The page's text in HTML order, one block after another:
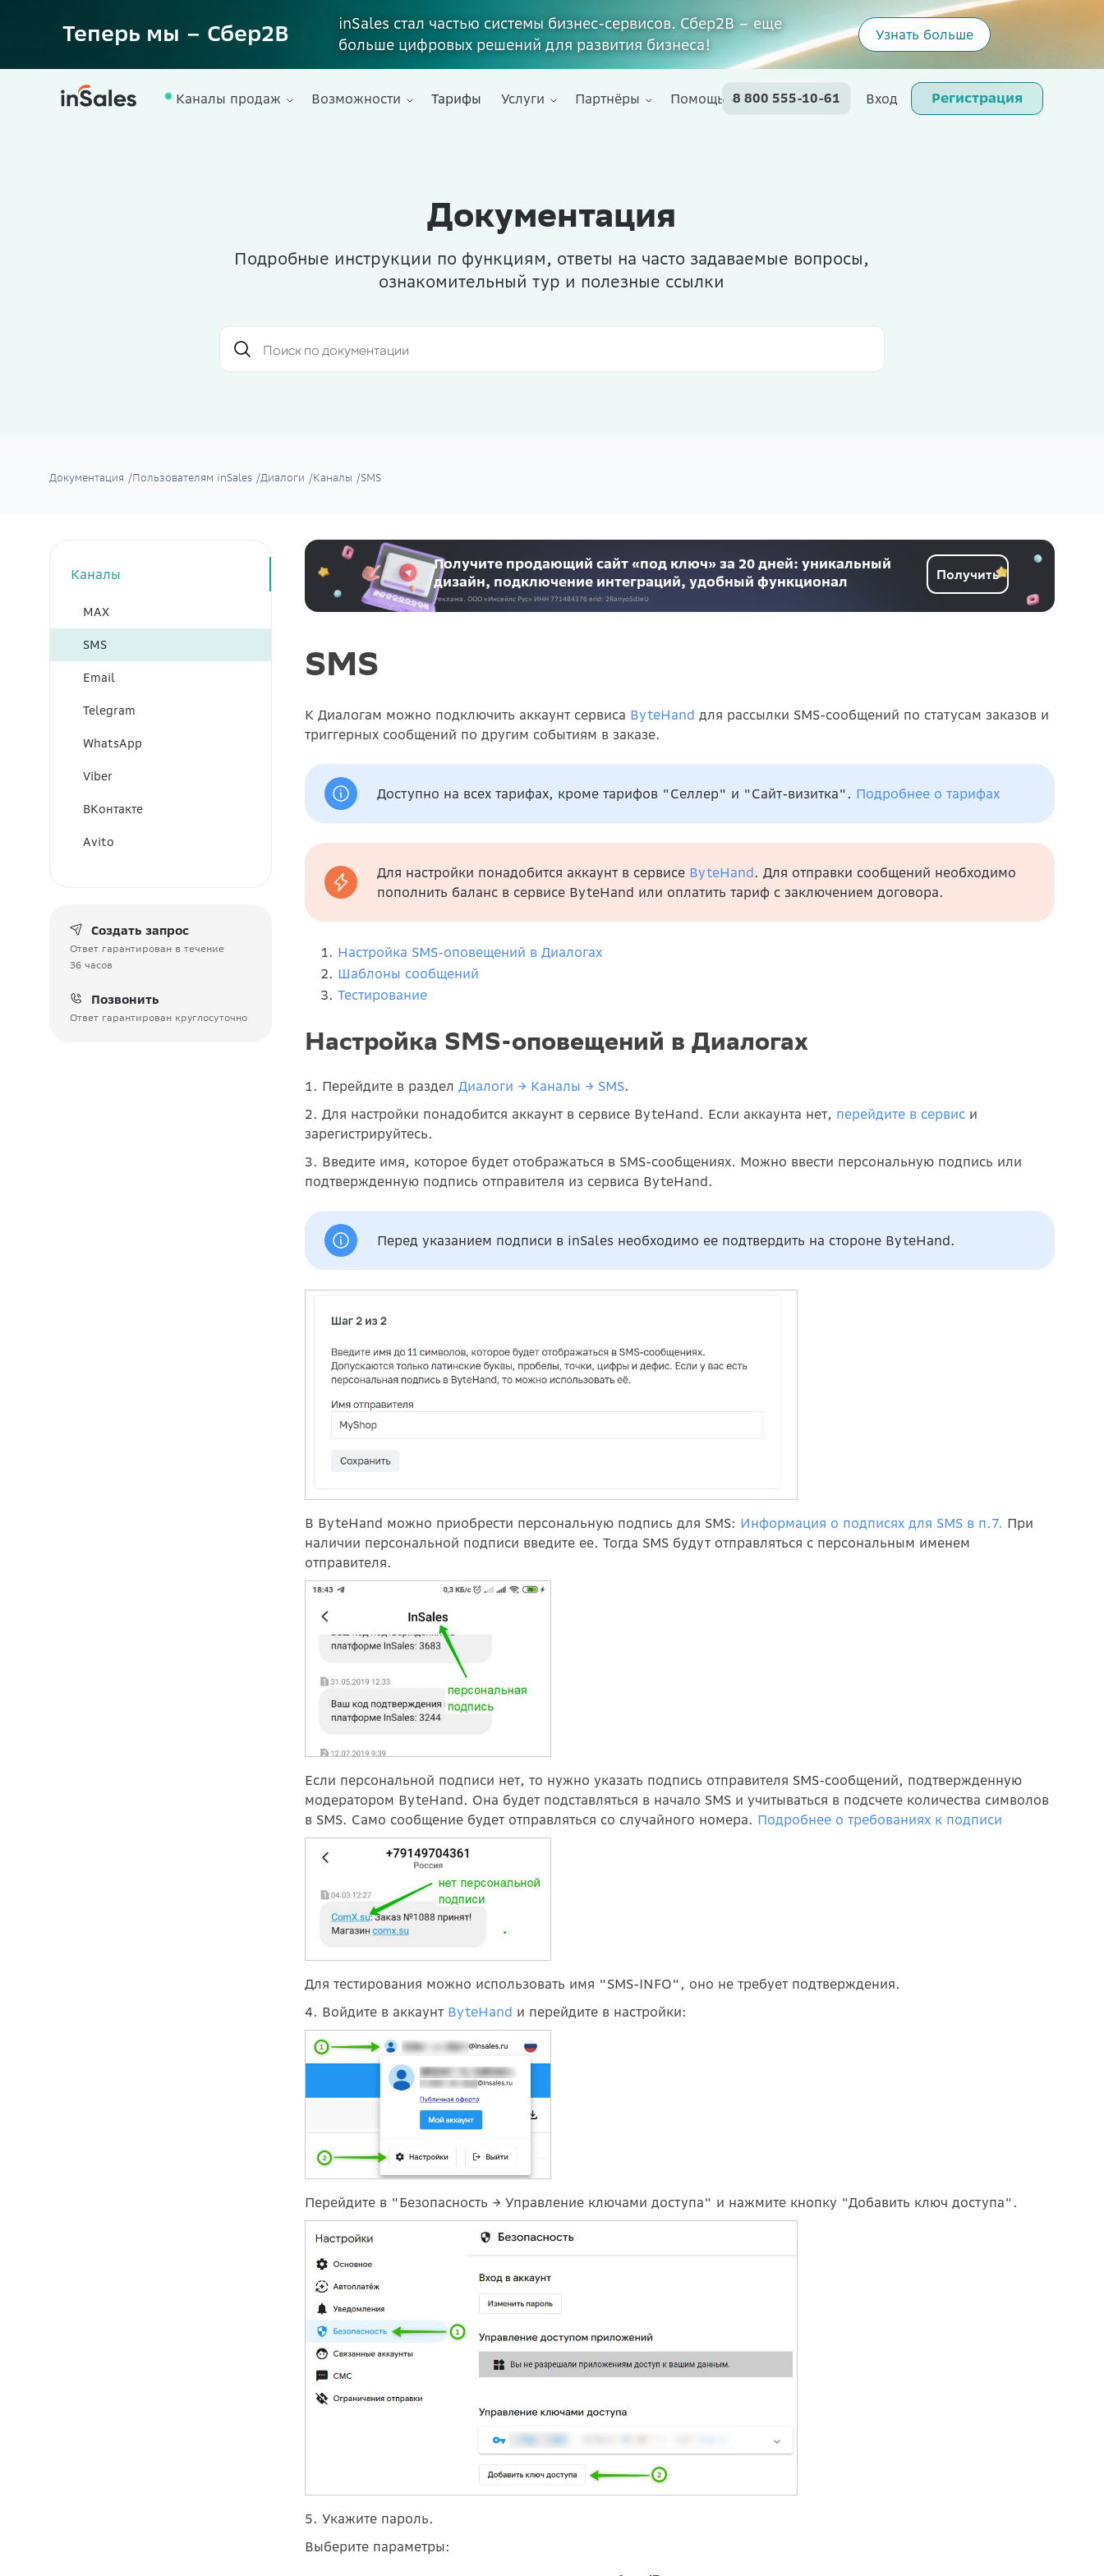
Теперь мы – Сбер2B
inSales стал частью системы бизнес-сервисов. Сбер2В – еще
больше цифровых решений для развития бизнеса!
Узнать больше
Каналы продаж Возможности Тарифы Услуги Партнёры Помощь 8 800 555-10-61 Вход Регистрация
Документация
Подробные инструкции по функциям, ответы на часто задаваемые вопросы,
ознакомительный тур и полезные ссылки
Документация /Пользователям inSales /Диалоги /Каналы /SMS
Каналы
MAX
SMS
Email
Telegram
WhatsApp
Viber
ВКонтакте
Avito
Создать запрос
Ответ гарантирован в течение
36 часов
Позвонить
Ответ гарантирован круглосуточно
Получите продающий сайт «под ключ» за 20 дней: уникальный
дизайн, подключение интеграций, удобный функционал
Реклама. ООО «Инсейлс Рус»‎ ИНН 771484376 erid: 2Ranyo5dJeU
Получить
SMS
К Диалогам можно подключить аккаунт сервиса ByteHand для рассылки SMS-сообщений по статусам заказов и
триггерных сообщений по другим событиям в заказе.
Доступно на всех тарифах, кроме тарифов "Селлер" и "Сайт-визитка". Подробнее о тарифах
Для настройки понадобится аккаунт в сервисе ByteHand. Для отправки сообщений необходимо
пополнить баланс в сервисе ByteHand или оплатить тариф с заключением договора.
Настройка SMS-оповещений в Диалогах
Шаблоны сообщений
Тестирование
Настройка SMS-оповещений в Диалогах
1. Перейдите в раздел Диалоги → Каналы → SMS.
2. Для настройки понадобится аккаунт в сервисе ByteHand. Если аккаунта нет, перейдите в сервис и
зарегистрируйтесь.
3. Введите имя, которое будет отображаться в SMS-сообщениях. Можно ввести персональную подпись или
подтвержденную подпись отправителя из сервиса ByteHand.
Перед указанием подписи в inSales необходимо ее подтвердить на стороне ByteHand.
В ByteHand можно приобрести персональную подпись для SMS: Информация о подписях для SMS в п.7. При
наличии персональной подписи введите ее. Тогда SMS будут отправляться с персональным именем
отправителя.
Если персональной подписи нет, то нужно указать подпись отправителя SMS-сообщений, подтвержденную
модератором ByteHand. Она будет подставляться в начало SMS и учитываться в подсчете количества символов
в SMS. Само сообщение будет отправляться со случайного номера. Подробнее о требованиях к подписи
Для тестирования можно использовать имя "SMS-INFO", оно не требует подтверждения.
4. Войдите в аккаунт ByteHand и перейдите в настройки:
Перейдите в "Безопасность → Управление ключами доступа" и нажмите кнопку "Добавить ключ доступа".
5. Укажите пароль.
Выберите параметры: